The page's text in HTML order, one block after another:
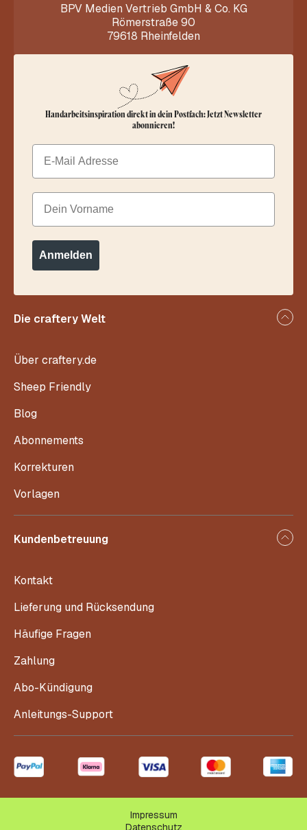
BPV Medien Vertrieb GmbH & Co. KG
Römerstraße 90
79618 Rheinfelden
Die craftery Welt
Über craftery.de
Sheep Friendly
Blog
Abonnements
Korrekturen
Vorlagen
Kundenbetreuung
Kontakt
Lieferung und Rücksendung
Häufige Fragen
Zahlung
Abo-Kündigung
Anleitungs-Support
Handarbeitsinspiration direkt in dein Postfach: Jetzt Newsletter
abonnieren!
Email
Dein Vorname
Anmelden
Impressum
Datenschutz